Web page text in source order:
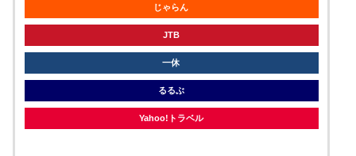
じゃらん
JTB
一休
るるぶ
Yahoo!トラベル